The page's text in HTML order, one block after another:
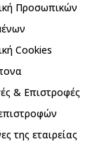
Προσωπικών
Cookies
& Επιστροφές
της εταιρείας